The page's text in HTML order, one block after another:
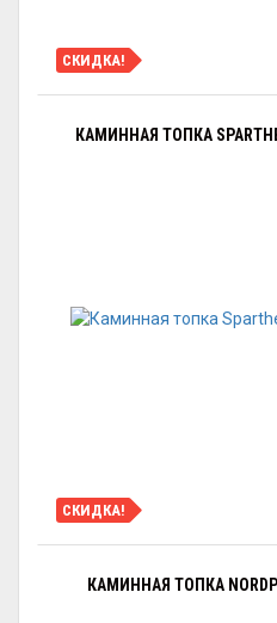
СКИДКА!
КАМИННАЯ ТОПКА
СКИДКА!
КАМИННАЯ ТОПКА